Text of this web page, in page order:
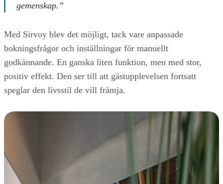
gemenskap.”
Med Sirvoy blev det möjligt, tack vare anpassade
bokningsfrågor och inställningar för manuellt
godkännande. En ganska liten funktion, men med stor,
positiv effekt. Den ser till att gästupplevelsen fortsatt
speglar den livsstil de vill främja.